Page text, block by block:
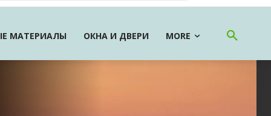
МАТЕРИАЛЫ ОКНА И ДВЕРИ MORE